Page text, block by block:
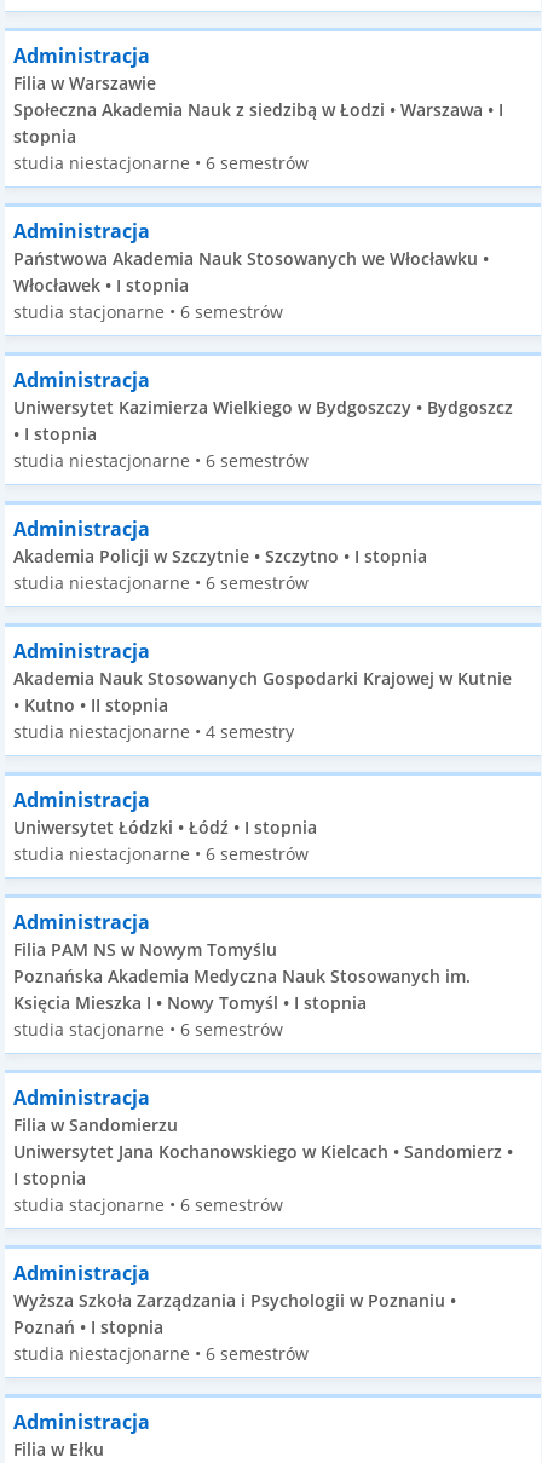
Administracja
Filia w Warszawie
Społeczna Akademia Nauk z siedzibą w Łodzi • Warszawa • I
stopnia
studia niestacjonarne • 6 semestrów
Administracja
Państwowa Akademia Nauk Stosowanych we Włocławku •
Włocławek • I stopnia
studia stacjonarne • 6 semestrów
Administracja
Uniwersytet Kazimierza Wielkiego w Bydgoszczy • Bydgoszcz
• I stopnia
studia niestacjonarne • 6 semestrów
Administracja
Akademia Policji w Szczytnie • Szczytno • I stopnia
studia niestacjonarne • 6 semestrów
Administracja
Akademia Nauk Stosowanych Gospodarki Krajowej w Kutnie
• Kutno • II stopnia
studia niestacjonarne • 4 semestry
Administracja
Uniwersytet Łódzki • Łódź • I stopnia
studia niestacjonarne • 6 semestrów
Administracja
Filia PAM NS w Nowym Tomyślu
Poznańska Akademia Medyczna Nauk Stosowanych im.
Księcia Mieszka I • Nowy Tomyśl • I stopnia
studia stacjonarne • 6 semestrów
Administracja
Filia w Sandomierzu
Uniwersytet Jana Kochanowskiego w Kielcach • Sandomierz •
I stopnia
studia stacjonarne • 6 semestrów
Administracja
Wyższa Szkoła Zarządzania i Psychologii w Poznaniu •
Poznań • I stopnia
studia niestacjonarne • 6 semestrów
Administracja
Filia w Ełku